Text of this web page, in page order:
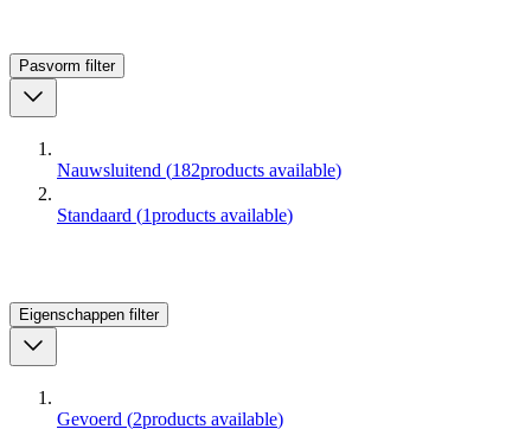
Pasvorm filter
Nauwsluitend (182products available)
Standaard (1products available)
Eigenschappen filter
Gevoerd (2products available)